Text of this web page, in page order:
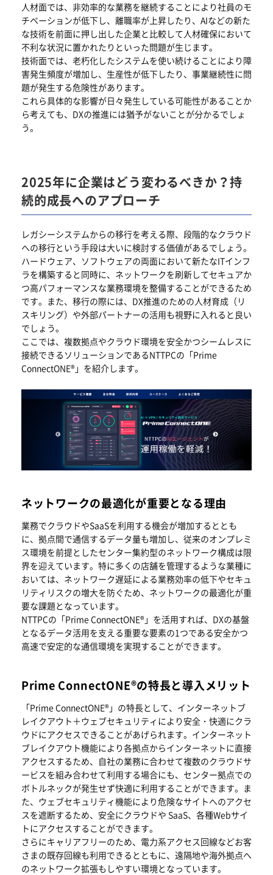
人材面では、非効率的な業務を継続することにより社員のモ
チベーションが低下し、離職率が上昇したり、AIなどの新た
な技術を前面に押し出した企業と比較して人材確保において
不利な状況に置かれたりといった問題が生じます。
技術面では、老朽化したシステムを使い続けることにより障
害発生頻度が増加し、生産性が低下したり、事業継続性に問
題が発生する危険性があります。
これら具体的な影響が日々発生している可能性があることか
ら考えても、DXの推進には猶予がないことが分かるでしょ
う。
2025年に企業はどう変わるべきか？持
続的成長へのアプローチ
レガシーシステムからの移行を考える際、段階的なクラウド
への移行という手段は大いに検討する価値があるでしょう。
ハードウェア、ソフトウェアの両面において新たなITインフ
ラを構築すると同時に、ネットワークを刷新してセキュアか
つ高パフォーマンスな業務環境を整備することができるため
です。また、移行の際には、DX推進のための人材育成（リ
スキリング）や外部パートナーの活用も視野に入れると良い
でしょう。
ここでは、複数拠点やクラウド環境を安全かつシームレスに
接続できるソリューションであるNTTPCの「Prime
ConnectONE®」を紹介します。
ネットワークの最適化が重要となる理由
業務でクラウドやSaaSを利用する機会が増加するととも
に、拠点間で通信するデータ量も増加し、従来のオンプレミ
ス環境を前提としたセンター集約型のネットワーク構成は限
界を迎えています。特に多くの店舗を管理するような業種に
おいては、ネットワーク遅延による業務効率の低下やセキュ
リティリスクの増大を防ぐため、ネットワークの最適化が重
要な課題となっています。
NTTPCの「Prime ConnectONE®」を活用すれば、DXの基盤
となるデータ活用を支える重要な要素の1つである安全かつ
高速で安定的な通信環境を実現することができます。
Prime ConnectONE®の特長と導入メリット
「Prime ConnectONE®」の特長として、インターネットブ
レイクアウト＋ウェブセキュリティにより安全・快適にクラ
ウドにアクセスできることがあげられます。インターネット
ブレイクアウト機能により各拠点からインターネットに直接
アクセスするため、自社の業務に合わせて複数のクラウドサ
ービスを組み合わせて利用する場合にも、センター拠点での
ボトルネックが発生せず快適に利用することができます。ま
た、ウェブセキュリティ機能により危険なサイトへのアクセ
スを遮断するため、安全にクラウドや SaaS、各種Webサイ
トにアクセスすることができます。
さらにキャリアフリーのため、電力系アクセス回線などお客
さまの既存回線も利用できるとともに、遠隔地や海外拠点へ
のネットワーク拡張もしやすい環境となっています。